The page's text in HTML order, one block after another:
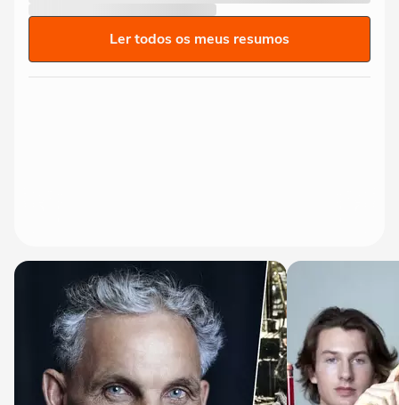
Ler todos os meus resumos